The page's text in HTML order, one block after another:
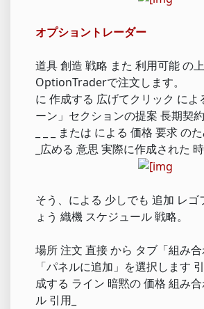
オプショントレーダー
道具 創造 戦略 また 利用可能 の
OptionTraderで注文します。
に 作成する 広げてクリック によ
ーン」セクションの提案 長期契
_ _ _ または による 価格 要求 の
_広める 意思 実際に作成された 時
そう、による 少しでも 追加 レゴ
ょう 織機 スケジュール 戦略。
場所 注文 直接 から タブ「組み
「パネルに追加」を選択します
成する ライン 暗黙の 価格 組み
ル 引用_